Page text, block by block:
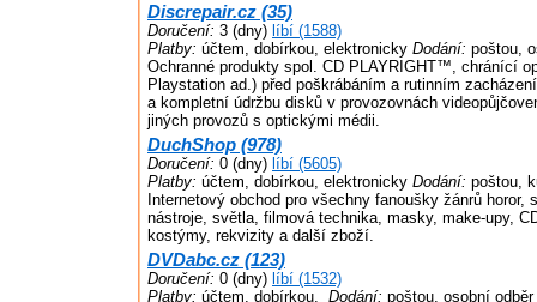
Discrepair.cz (35)
Doručení: 3 (dny) líbí (1588)
Platby: účtem, dobírkou, elektronicky Dodání: poštou,
Ochranné produkty spol. CD PLAYRIGHT™, chránící
Playstation ad.) před poškrábáním a rutinním
a kompletní údržbu disků v provozovnách
jiných provozů s optickými médii.
DuchShop (978)
Doručení: 0 (dny) líbí (5605)
Platby: účtem, dobírkou, elektronicky Dodání: poštou,
Internetový obchod pro všechny fanoušky žánrů horor,
nástroje, světla, filmová technika, masky, make-upy,
kostýmy, rekvizity a další zboží.
DVDabc.cz (123)
Doručení: 0 (dny) líbí (1532)
Platby: účtem, dobírkou, Dodání: poštou, osobní odběr